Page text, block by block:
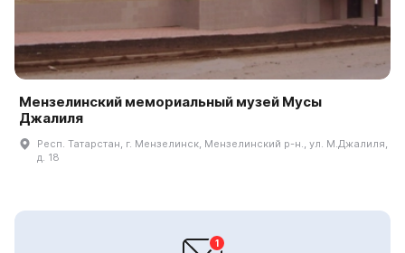
Мензелинский мемориальный музей Мусы
Джалиля
Респ. Татарстан, г. Мензелинск, Мензелинский р-н., ул. М.Джалиля,
д. 18